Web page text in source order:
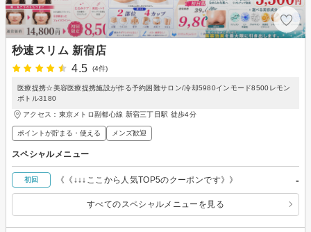
秒速スリム 新宿店
4.5
(4件)
医療提携☆美容医療提携施設が作る予約困難サロン/冷却5980インモード8500レモン
ボトル3180
アクセス：東京メトロ副都心線 新宿三丁目駅 徒歩4分
ポイントが貯まる・使える メンズ歓迎
スペシャルメニュー
初回 《《↓↓↓ここから人気TOP5のクーポンです》》 -
すべてのスペシャルメニューを見る